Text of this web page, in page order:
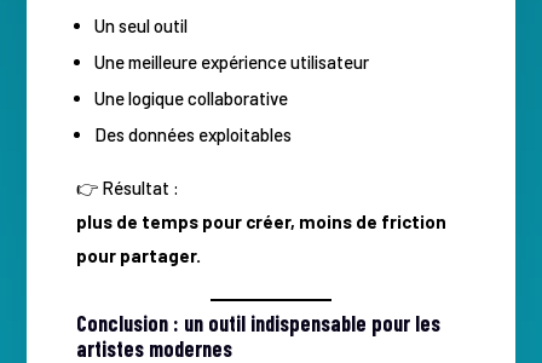
Un seul outil
Une meilleure expérience utilisateur
Une logique collaborative
Des données exploitables
👉 Résultat :
plus de temps pour créer, moins de friction
pour partager.
Conclusion : un outil indispensable pour les
artistes modernes